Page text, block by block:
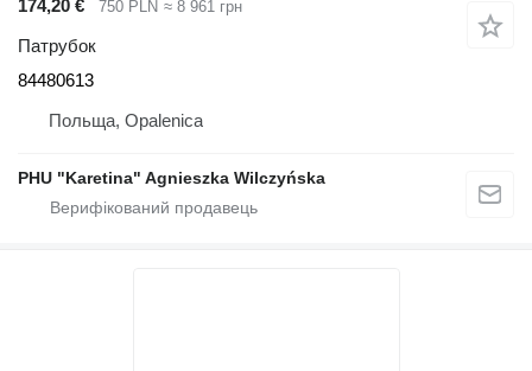
174,20 € 750 PLN ≈ 8 961 грн
Патрубок
84480613
Польща, Opalenica
PHU "Karetina" Agnieszka Wilczyńska